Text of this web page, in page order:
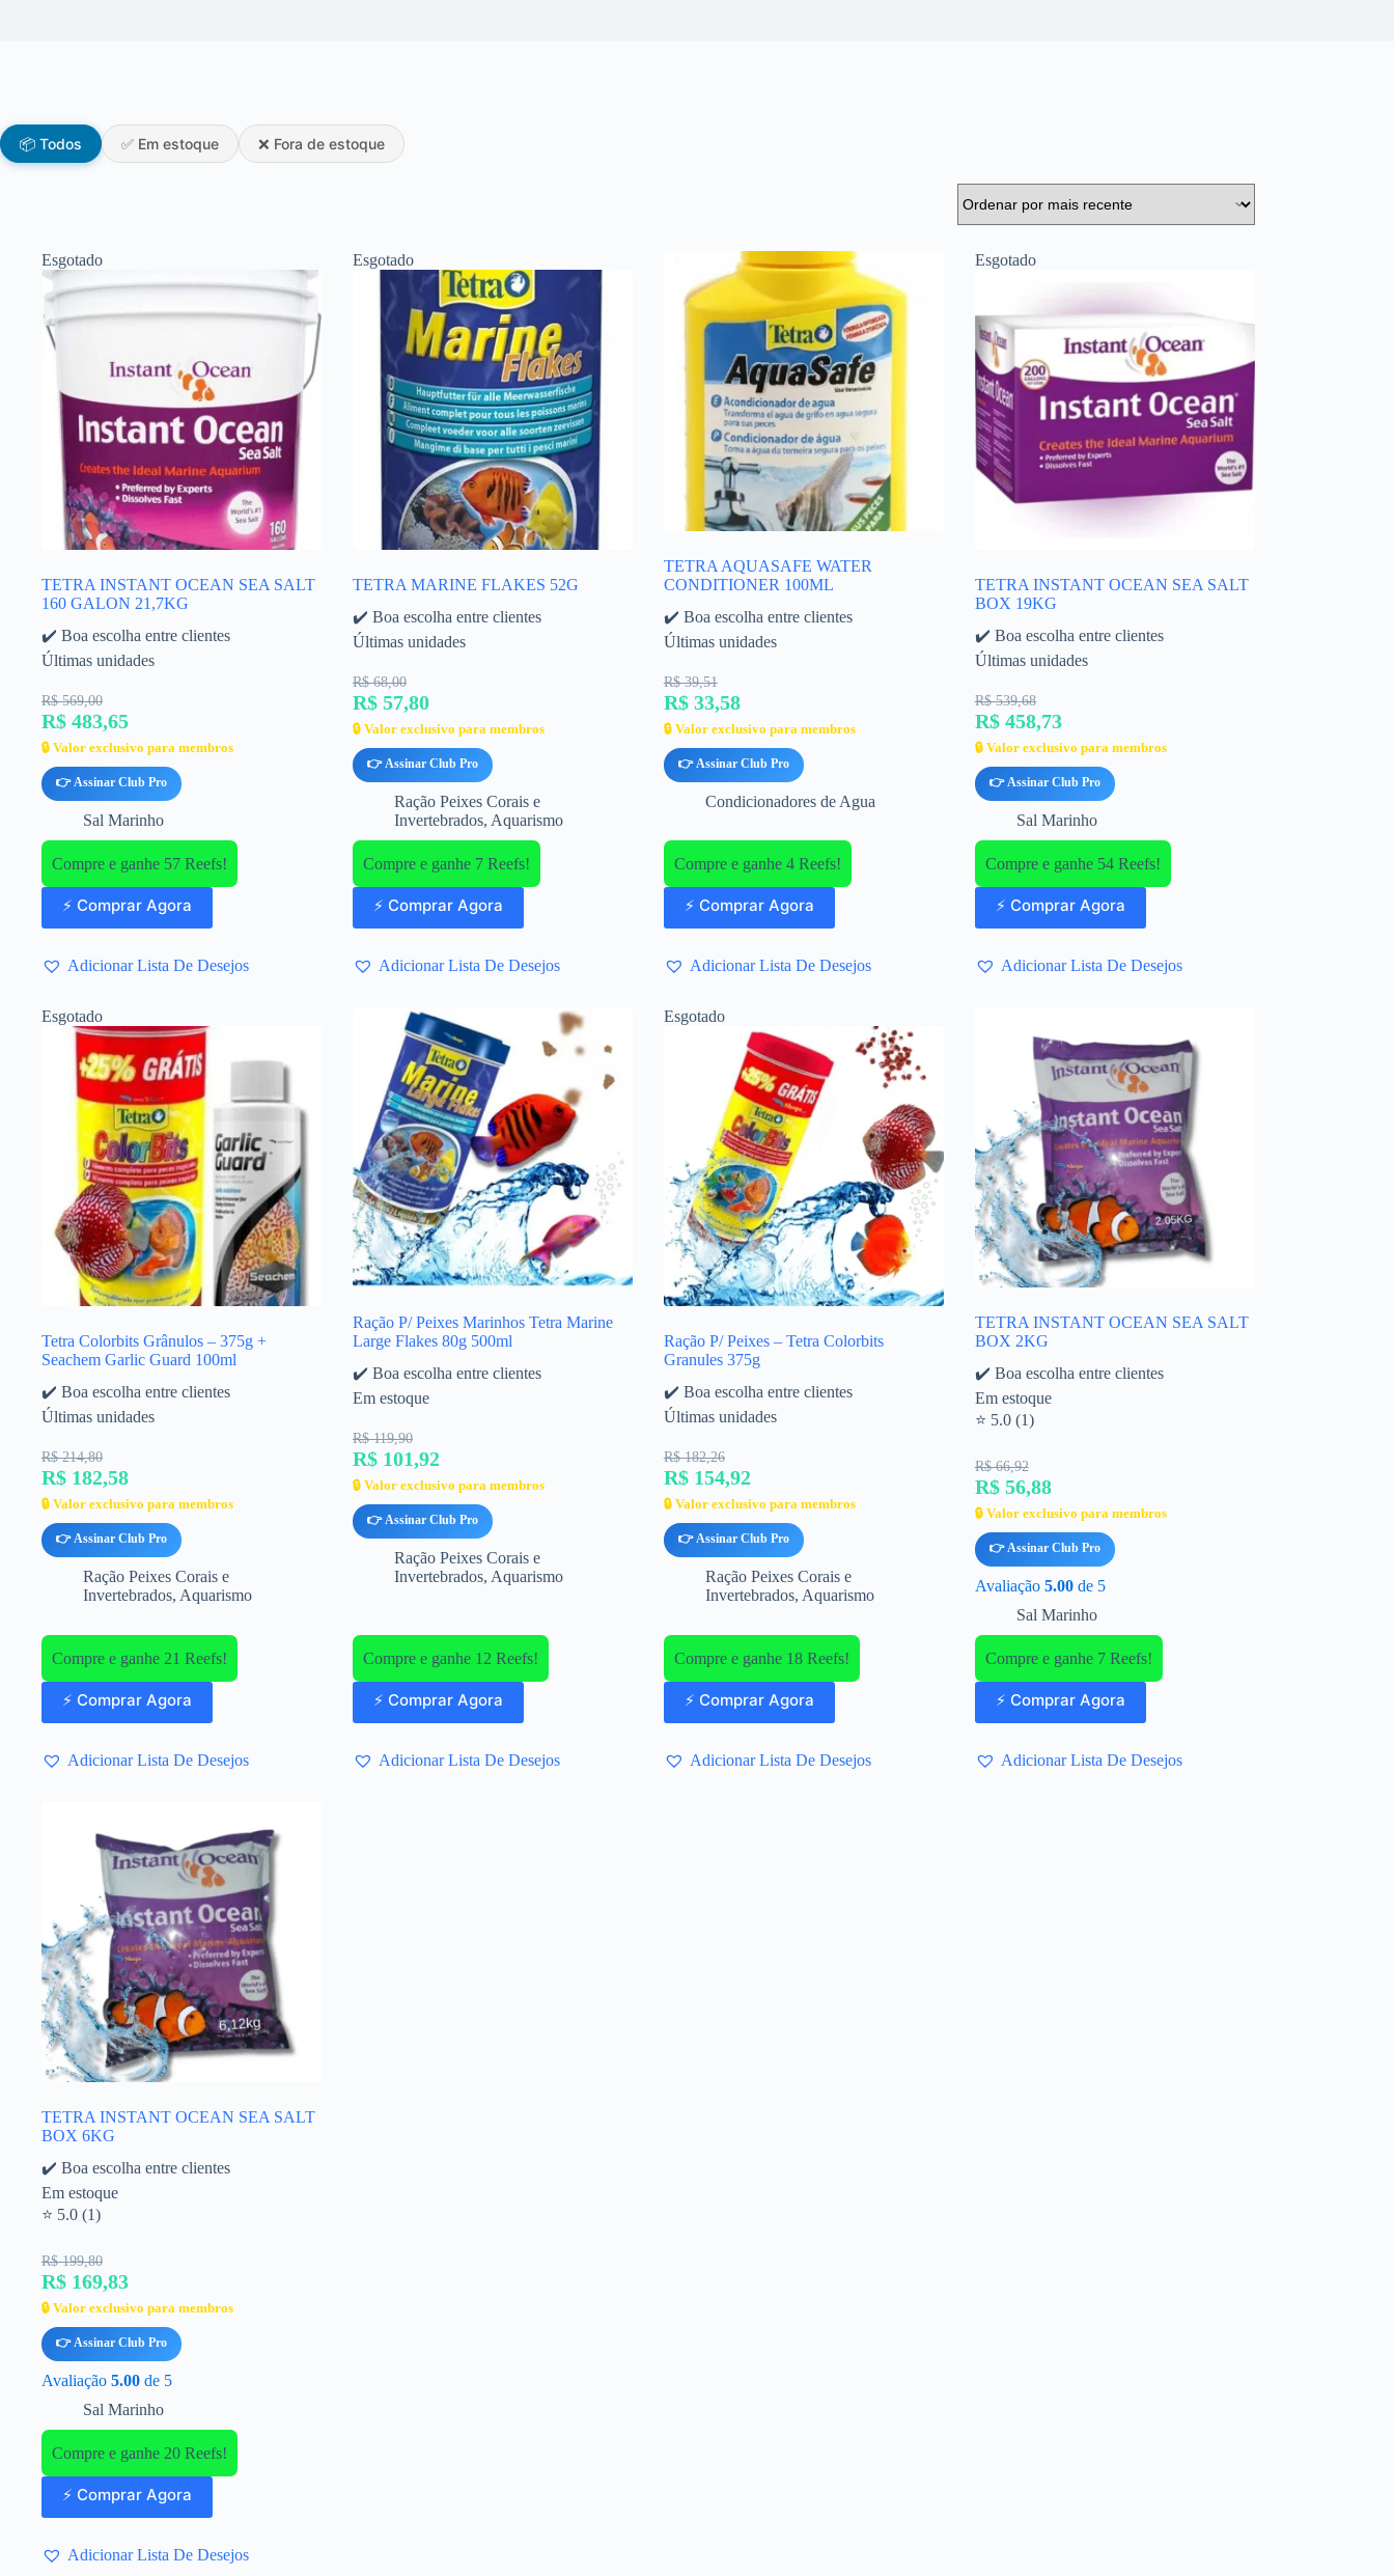
📦 Todos ✅ Em estoque ❌ Fora de estoque
Esgotado
TETRA INSTANT OCEAN SEA SALT
160 GALON 21,7KG
✔️ Boa escolha entre clientes
Últimas unidades
R$ 569,00
R$ 483,65
🔒 Valor exclusivo para membros
👉 Assinar Club Pro
Sal Marinho
Compre e ganhe 57 Reefs!
⚡ Comprar Agora
Adicionar Lista De Desejos
Esgotado
TETRA MARINE FLAKES 52G
✔️ Boa escolha entre clientes
Últimas unidades
R$ 68,00
R$ 57,80
🔒 Valor exclusivo para membros
👉 Assinar Club Pro
Ração Peixes Corais e
Invertebrados, Aquarismo
Compre e ganhe 7 Reefs!
⚡ Comprar Agora
Adicionar Lista De Desejos
TETRA AQUASAFE WATER
CONDITIONER 100ML
✔️ Boa escolha entre clientes
Últimas unidades
R$ 39,51
R$ 33,58
🔒 Valor exclusivo para membros
👉 Assinar Club Pro
Condicionadores de Agua
Compre e ganhe 4 Reefs!
⚡ Comprar Agora
Adicionar Lista De Desejos
Esgotado
TETRA INSTANT OCEAN SEA SALT
BOX 19KG
✔️ Boa escolha entre clientes
Últimas unidades
R$ 539,68
R$ 458,73
🔒 Valor exclusivo para membros
👉 Assinar Club Pro
Sal Marinho
Compre e ganhe 54 Reefs!
⚡ Comprar Agora
Adicionar Lista De Desejos
Esgotado
Tetra Colorbits Grânulos – 375g +
Seachem Garlic Guard 100ml
✔️ Boa escolha entre clientes
Últimas unidades
R$ 214,80
R$ 182,58
🔒 Valor exclusivo para membros
👉 Assinar Club Pro
Ração Peixes Corais e
Invertebrados, Aquarismo
Compre e ganhe 21 Reefs!
⚡ Comprar Agora
Adicionar Lista De Desejos
Ração P/ Peixes Marinhos Tetra Marine
Large Flakes 80g 500ml
✔️ Boa escolha entre clientes
Em estoque
R$ 119,90
R$ 101,92
🔒 Valor exclusivo para membros
👉 Assinar Club Pro
Ração Peixes Corais e
Invertebrados, Aquarismo
Compre e ganhe 12 Reefs!
⚡ Comprar Agora
Adicionar Lista De Desejos
Esgotado
Ração P/ Peixes – Tetra Colorbits
Granules 375g
✔️ Boa escolha entre clientes
Últimas unidades
R$ 182,26
R$ 154,92
🔒 Valor exclusivo para membros
👉 Assinar Club Pro
Ração Peixes Corais e
Invertebrados, Aquarismo
Compre e ganhe 18 Reefs!
⚡ Comprar Agora
Adicionar Lista De Desejos
TETRA INSTANT OCEAN SEA SALT
BOX 2KG
✔️ Boa escolha entre clientes
Em estoque
⭐ 5.0 (1)
R$ 66,92
R$ 56,88
🔒 Valor exclusivo para membros
👉 Assinar Club Pro
Avaliação 5.00de 5
Sal Marinho
Compre e ganhe 7 Reefs!
⚡ Comprar Agora
Adicionar Lista De Desejos
TETRA INSTANT OCEAN SEA SALT
BOX 6KG
✔️ Boa escolha entre clientes
Em estoque
⭐ 5.0 (1)
R$ 199,80
R$ 169,83
🔒 Valor exclusivo para membros
👉 Assinar Club Pro
Avaliação 5.00 de 5
Sal Marinho
Compre e ganhe 20 Reefs!
⚡ Comprar Agora
Adicionar Lista De Desejos